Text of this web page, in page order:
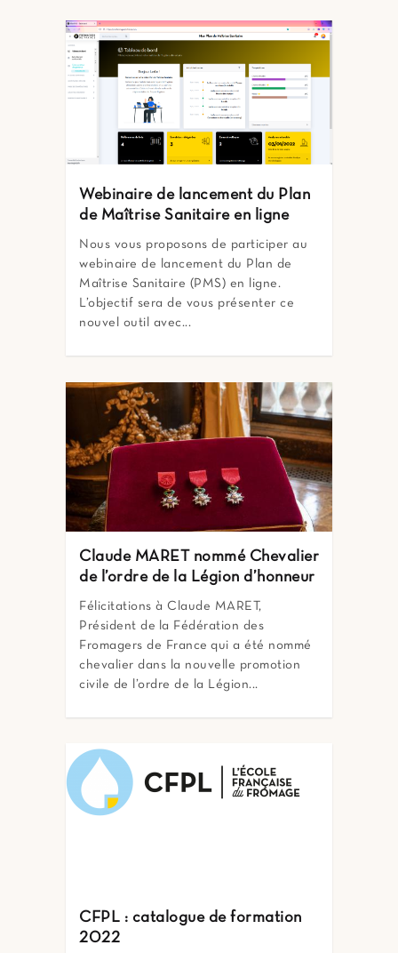
Webinaire de lancement du Plan
de Maîtrise Sanitaire en ligne
Nous vous proposons de participer au
webinaire de lancement du Plan de
Maîtrise Sanitaire (PMS) en ligne.
L’objectif sera de vous présenter ce
nouvel outil avec...
Claude MARET nommé Chevalier
de l’ordre de la Légion d’honneur
Félicitations à Claude MARET,
Président de la Fédération des
Fromagers de France qui a été nommé
chevalier dans la nouvelle promotion
civile de l’ordre de la Légion...
CFPL : catalogue de formation
2022